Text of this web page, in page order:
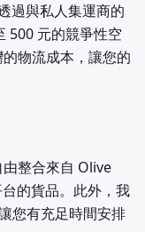
過與私人集運商的
500 元的競爭性空
物流成本，讓您的
整合來自 Olive
的貨品。此外，我
您有充足時間安排